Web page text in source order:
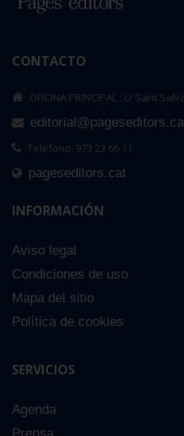
CONTACTO
OFICINA PRINCIPAL : c/ Sant
Teléfono: 973 23 66 11
pageseditors.cat
INFORMACIÓN
Aviso legal
Condiciones de uso
Mapa del sitio
Política de cookies
SERVICIOS
Agenda
Prensa